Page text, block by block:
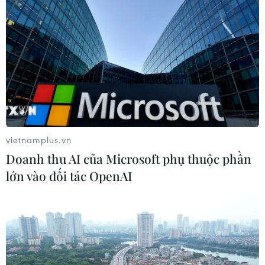
Hơn 100 người thiệt mạng trong mùa
mưa khốc liệt ở Ấn Độ
05/08/2026 09:39
Cách các sân bay Mỹ rút ngắn thời
Macau triệt phá vụ lừa đảo đầu tư
Fun Coffee
05/08/2026 06:41
vietnamplus.vn
Doanh thu AI của Microsoft phụ thuộc phần
lớn vào đối tác OpenAI